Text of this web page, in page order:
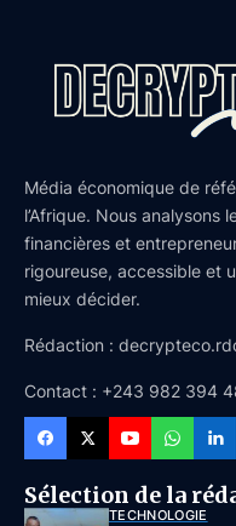
Média économique de
l’Afrique. Nous analysons
financières et
rigoureuse, accessible et
mieux décider.
Rédaction :
Contact : +243 982 394
Sélection de la
TECHNOLOGIE